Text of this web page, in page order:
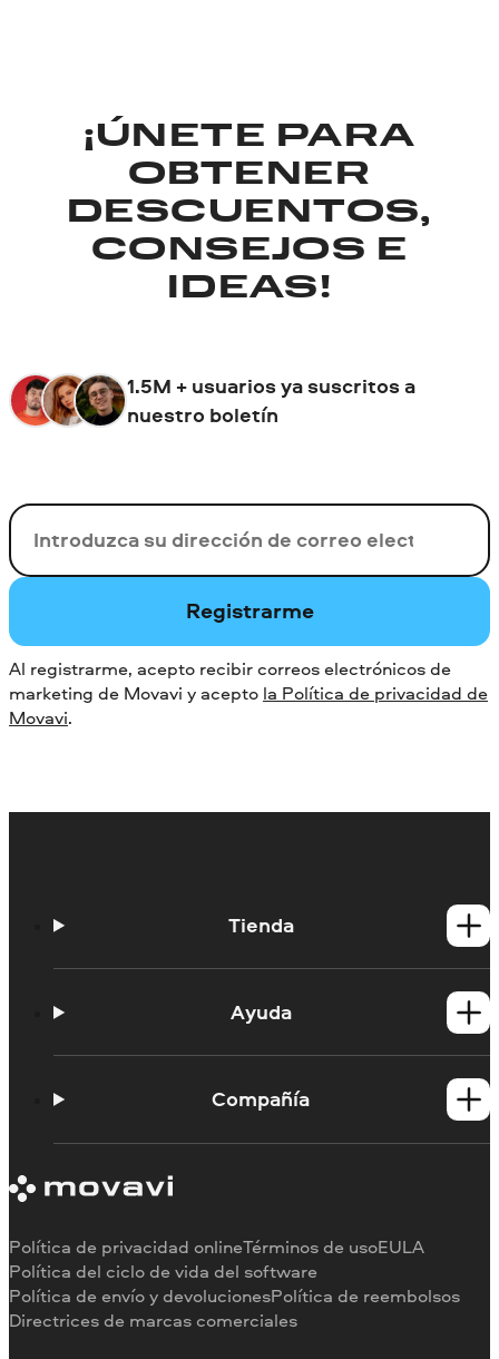
¡ÚNETE PARA
OBTENER
DESCUENTOS,
CONSEJOS E
IDEAS!
1.5M + usuarios ya suscritos a
nuestro boletín
Su correo electrónico
Registrarme
Al registrarme, acepto recibir correos electrónicos de
marketing de Movavi y acepto la Política de privacidad de
Movavi.
Tienda
Productos para MacAyuda
Portal de aprendizaje
Limitaciones de la versión de prueba
Reembolso
Compañía
Testimonios
Por qué elegirnos
Para el trabajo
Política de privacidad onlineTérminos de usoEULA
Política del ciclo de vida del software
Política de envío y devolucionesPolítica de reembolsos
Directrices de marcas comerciales